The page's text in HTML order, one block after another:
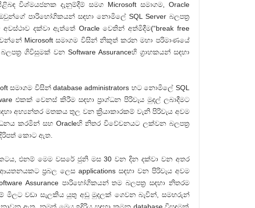
විශ්මයජනක දැනුම්දීම් සමග Microsoft සමාගම, Oracle
පාරිභෝගිකයන් සඳහා නොමිලේ SQL Server බලපත්‍ර
දක්වා ඇත්තේ Oracle වෙතින් අත්මිදීම(“break free
Microsoft සමාගම විසින් නිකුත් කරන මහා පරිමාණයේ
ගිවිසුමක් වන Software Assuranceහි ග්‍රාහකයන් සඳහා
සමාගම විසින් database administrators හට නොමිලේ SQL
එකක් වෙනස් කිරීම සඳහා ප්‍රාග්ධන පිරිවැය මුදල් ලබාදීමට
අභ්‍යන්තර මතකය තුල වන ක්‍රියාකාරකම් වැනි පිරිවැය අවම
කරමින් සහ Oracleහි නිතර විවේචනයට ලක්වන බලපත්‍ර
කොට ඇත.
එනම් මෙම වසරේ ජුනි මස 30 වන දින දක්වා වන අතර
ප්‍රබල ලෙස applications සඳහා වන පිරිවැය අවම
Assurance පාරිභෝගිකයන් තම බලපත්‍ර සඳහා නිතරම
වඩා සැලකිය යුතු අඩු මුදලක් ගෙවන බැවින්, සමහරුන්